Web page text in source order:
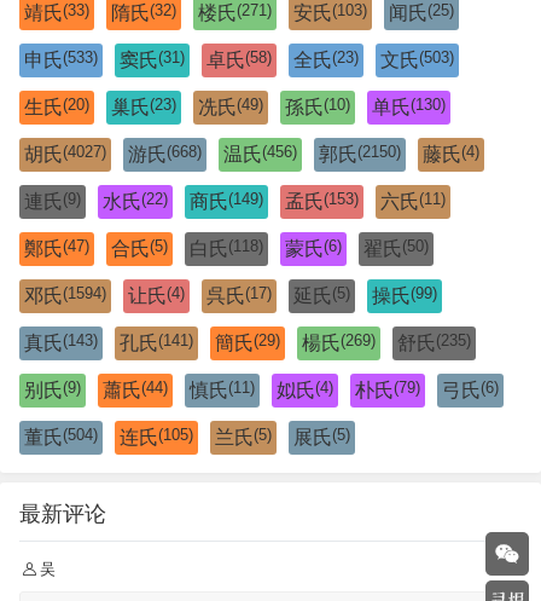
靖氏(33) 隋氏(32) 楼氏(271) 安氏(103) 闻氏(25)
申氏(533) 窦氏(31) 卓氏(58) 全氏(23) 文氏(503)
生氏(20) 巢氏(23) 冼氏(49) 孫氏(10) 单氏(130)
胡氏(4027) 游氏(668) 温氏(456) 郭氏(2150) 藤氏(4)
連氏 (9) 水氏(22) 商氏(149) 孟氏(153) 六氏(11)
鄭氏(47) 合氏(5) 白氏 (118) 蒙氏(6) 翟氏 (50)
邓氏(1594) 让氏(4) 呉氏(17) 延氏 (5) 操氏(99)
真氏(143) 孔氏(141) 簡氏(29) 楊氏(269) 舒氏 (235)
别氏(9) 蕭氏(44) 慎氏(11) 姒氏(4) 朴氏(79) 弓氏(6)
董氏(504) 连氏(105) 兰氏(5) 展氏(5)
最新评论
吴